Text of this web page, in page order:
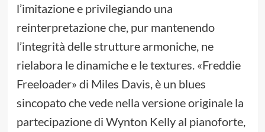
l’imitazione e privilegiando una
reinterpretazione che, pur mantenendo
l’integrità delle strutture armoniche, ne
rielabora le dinamiche e le textures. «Freddie
Freeloader» di Miles Davis, è un blues
sincopato che vede nella versione originale la
partecipazione di Wynton Kelly al pianoforte,